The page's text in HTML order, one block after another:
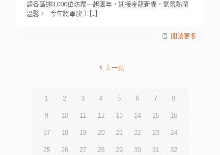
請各區逾3,000位坊眾一起團年，迎接金龍新歲，氣氛熱鬧
溫馨。 今年將軍澳主 […]
閱讀更多
上一頁
1 2 3 4 5 6 7 8
9 10 11 12 13 14 15 16
17 18 19 20 21 22 23 24
25 26 27 28 29 30 31 32